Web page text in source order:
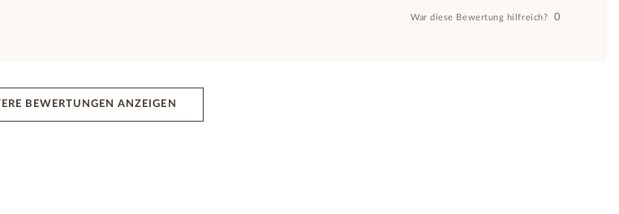
War diese Bewertung hilfreich? 0
BEWERTUNGEN ANZEIGEN